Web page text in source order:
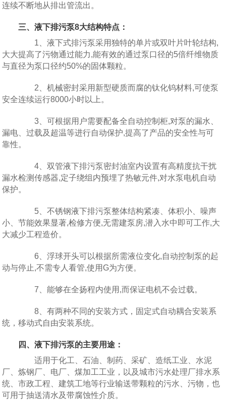
连续不断地从排出管流出。
三、液下排污泵8大结构特点：
1、液下式排污泵采用独特的单片或双叶片叶轮结构,
大大提高了污物通过能力,能有效的通过泵口径的5倍纤维物质
与直径为泵口径约50%的固体颗粒。
2、机械密封采用新型硬质而腐的钛化钨材料,可使泵
安全连续运行8000小时以上。
3、可根据用户需要配备全自动控制柜,对泵的漏水、
漏电、过载及超温等进行自动保护,提高了产品的安全性与可
靠性。
4、双管液下排污泵密封油室内设置有高精度抗干扰
漏水检测传感器,定子绕组内预埋了热敏元件,对水泵电机自动
保护。
5、不锈钢液下排污泵整体结构紧凑、体积小、噪声
小、节能效果显著,检修方便,无需建泵房,潜入水中即可工作,大
大减少工程造价。
6、浮球开头可以根据所需液位变化,自动控制泵的起
动与停止,不需专人看管,使用G为方便。
7、能够在全扬程内使用,而保证电机不会过载。
8、有两种不同的安装方式，固定式自动耦合安装系
统，移动式自由安装系统。
四、液下排污泵的主要用途：
适用于化工、石油、制药、采矿、造纸工业、水泥
厂、炼钢厂、电厂、煤加工工业，以及城市污水处理厂排水系
统、市政工程、建筑工地等行业输送带颗粒的污水、污物，也
可用于抽送清水及带腐蚀性介质。